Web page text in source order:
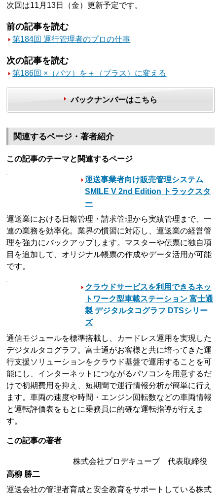
次回は11月13日（金）更新予定です。
前の記事を読む
第184回 運行管理者のプロの仕事
次の記事を読む
第186回 ×（バツ）を＋（プラス）に変える
バックナンバーはこちら
関連するページ・著者紹介
この記事のテーマと関連するページ
運送事業者向け販売管理システム
SMILE V 2nd Edition トラックスタ
ー
運送業における日報管理・請求管理から実績管理まで、一
連の業務を効率化。業界の慣習に対応し、運送業の経営管
理を強力にバックアップします。マスターや伝票に独自項
目を追加して、オリジナル帳票の作成やデータ活用が可能
です。
クラウドサービスを利用できるネッ
トワーク型車載ステーション 富士通
製 デジタルタコグラフ DTSシリー
ズ
通信モジュールを標準搭載し、カードレス運用を実現した
デジタルタコグラフ。富士通がお客様と共に培ってきた運
行支援ソリューションをクラウド基盤で運用することを可
能にし、インターネットにつながるパソコンを用意するだ
けで初期費用を抑え、短期間で運行情報分析が簡単に行え
ます。車両の速度や時間・エンジン回転数などの車両情報
と運転評価表をもとに乗務員に的確な運転指導が行えま
す。
この記事の著者
株式会社プロデキューブ 代表取締役
高柳 勝二
運送会社の管理者育成と安全教育をサポートしている株式